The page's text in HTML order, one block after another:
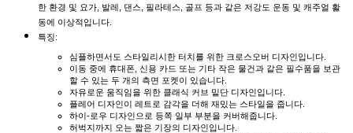
한 환경 및 요가, 발레, 댄스, 필라테스, 골프 등과 같은 저강도 운동 및 캐주얼 활
동에 이상적입니다.
특징:
심플하면서도 스타일리시한 터치를 위한 크로스오버 디자인입니다.
이동 중에 휴대폰, 신용 카드 또는 기타 작은 물건과 같은 필수품을 보관
할 수 있는 두 개의 측면 포켓이 있습니다.
자유로운 움직임을 위한 클래식 커브 밑단 디자인입니다.
플레어 디자인이 레트로 감각을 더해 재밌는 스타일을 줍니다.
하이-로우 디자인으로 등쪽 일부 부분을 커버해줍니다.
허벅지까지 오는 짧은 기장의 디자인입니다.